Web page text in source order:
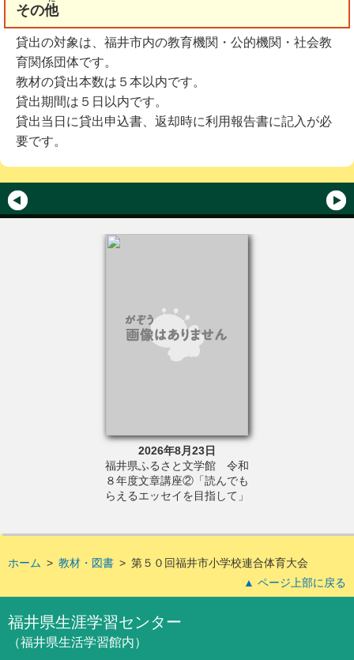
その他
貸出の対象は、福井市内の教育機関・公的機関・社会教
育関係団体です。
教材の貸出本数は５本以内です。
貸出期間は５日以内です。
貸出当日に貸出申込書、返却時に利用報告書に記入が必
要です。
2026年8月23日
福井県ふるさと文学館 令和
８年度文章講座②「読んでも
らえるエッセイを目指して」
ホーム > 教材・図書 > 第５０回福井市小学校連合体育大会
▲ ページ上部に戻る
福井県生涯学習センター
（福井県生活学習館内）